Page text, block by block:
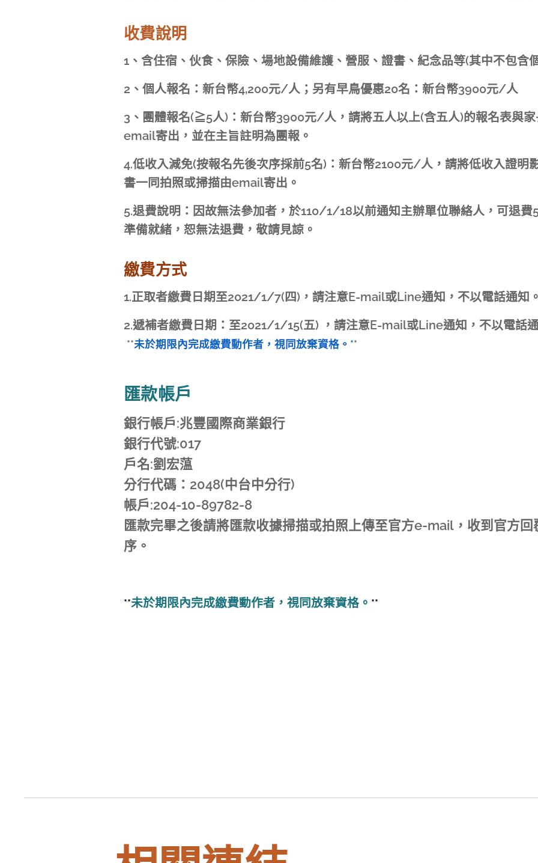
收費說明
1、含住宿、伙食、保險、場地設備維護、營服、證書、紀念品等(其中不包含
2、個人報名：新台幣4,200元/人；另有早鳥優惠20名：新台幣3900元/人
3、團體報名(≧5人)：新台幣3900元/人，請將五人以上(含五人)的報名表與
email寄出，並在主旨註明為團報。
4.低收入減免(按報名先後次序採前5名)：新台幣2100元/人，請將低收入證明
書一同拍照或掃描由email寄出。
5.退費說明：因故無法參加者，於110/1/18以前通知主辦單位聯絡人，可退
準備就緒，恕無法退費，敬請見諒。
​繳費方式
1.正取者繳費日期至2021/1/7(四)，請注意E-mail或Line通知，不以電話通知。
2.遞補者繳費日期：至2021/1/15(五) ，請注意E-mail或Line通知，不以電話
**未於期限內完成繳費動作者，視同放棄資格。**
匯款帳戶
銀行帳戶:兆豐國際商業銀行
銀行代號:017
戶名:劉宏蕰
分行代碼：2048(中台中分行)
帳戶:204-10-89782-8
匯款完畢之後請將匯款收據掃描或拍照上傳至官方e-mail，收到官方
序。
**未於期限內完成繳費動作者，視同放棄資格。 **